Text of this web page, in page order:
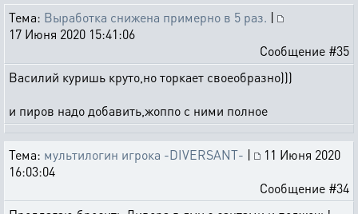
Тема: Выработка снижена примерно в 5 раз. |
17 Июня 2020 15:41:06
Сообщение #35
Василий куришь круто,но торкает своеобразно)))
и пиров надо добавить,жоппо с ними полное
Тема: мультилогин игрока -DIVERSANT- |
11 Июня 2020
16:03:04
Сообщение #34